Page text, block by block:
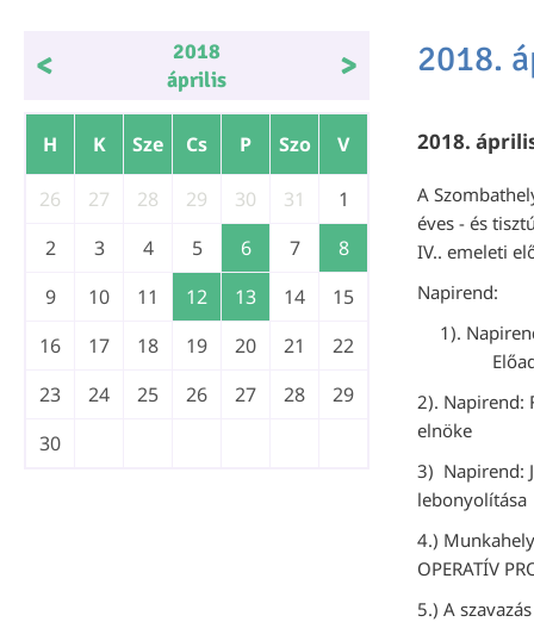
<
2018
április
>
H K Sze Cs P Szo V
26 27 28 29 30 31
1
2
3 4 5 6 7
8
9
10 11 12 13 14
15
16
17 18 19 20 21
22
23
24 25 26 27 28
29
30
2018.
2018.
A
éves - és
IV.. emeleti
Napirend:
1).
Előadó:
2). Napirend:
elnöke
3) Napirend:
lebonyolítása
4.)
OPERATÍV
5.) A